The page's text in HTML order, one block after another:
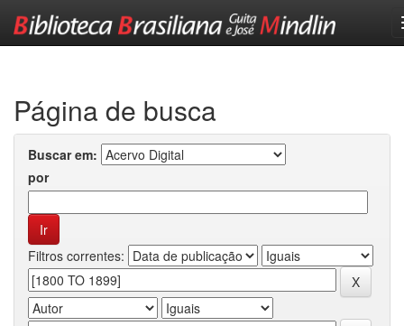
Página de busca
Buscar em:
por
Filtros correntes: